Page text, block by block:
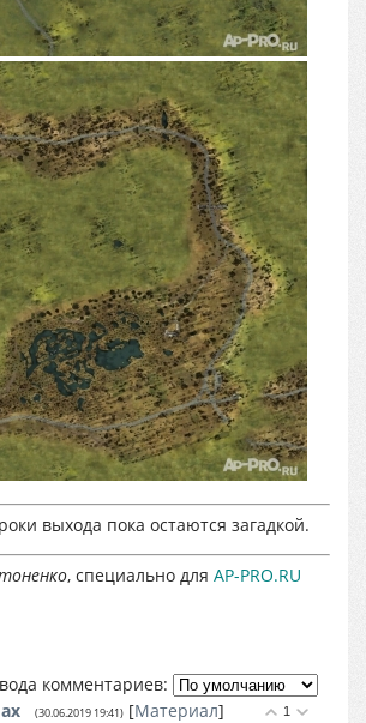
выхода пока остаются загадкой.
, специально для AP-PRO.RU
комментариев:
1
(30.06.2019 19:41) [Материал]